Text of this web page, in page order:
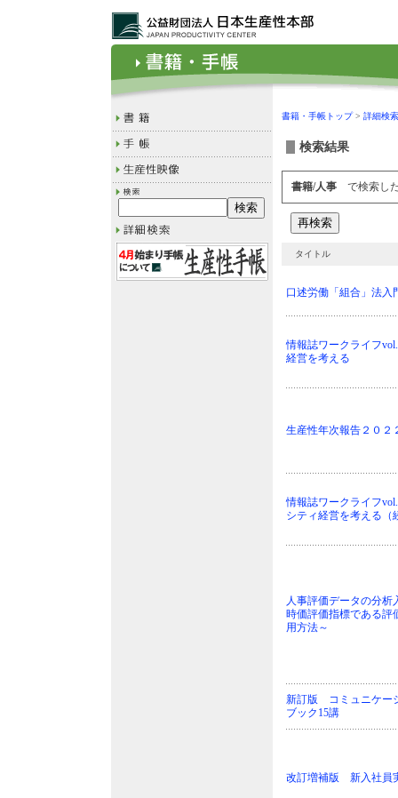
書籍・手帳トップ> 詳細検索
検索結果
書籍/人事 で検索し
タイトル
口述労働「組合」法
情報誌ワークライフ
経営を考える
生産性年次報告２０２
情報誌ワークライフ
シティ経営を考える（
人事評価データの分
時価評価指標である評
用方法～
新訂版 コミュニケー
ブック15講
改訂増補版 新入社員